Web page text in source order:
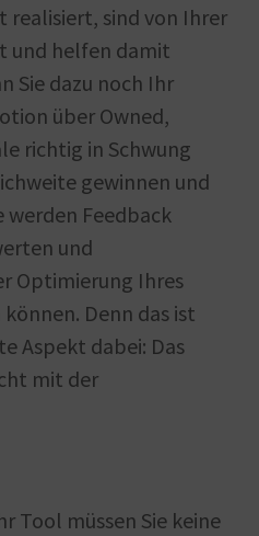
realisiert, sind von Ihrer
und helfen damit
Sie dazu noch Ihr
über Owned,
richtig in Schwung
gewinnen und
werden Feedback
und
Optimierung Ihres
Denn das ist
Aspekt dabei: Das
mit der
Tool müssen Sie keine